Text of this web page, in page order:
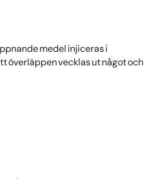
medel injiceras i
överläppen vecklas ut något och